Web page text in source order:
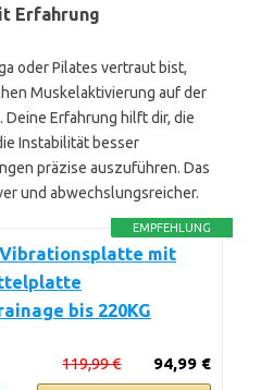
Erfahrung
oder Pilates vertraut bist,
Muskelaktivierung auf der
Erfahrung hilft dir, die
Instabilität besser
präzise auszuführen. Das
und abwechslungsreicher.
EMPFEHLUNG
mit
bis 220KG
94,99 €
119,99 €